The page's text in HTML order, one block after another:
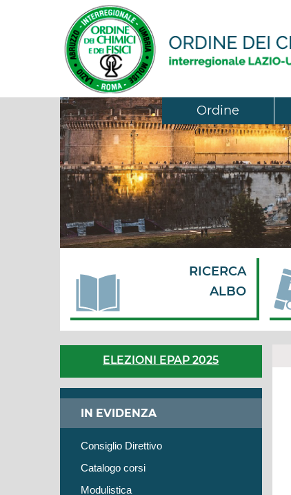
Ordine
RICERCA
ALBO
ELEZIONI EPAP 2025
IN EVIDENZA
Consiglio Direttivo
Catalogo corsi
Modulistica